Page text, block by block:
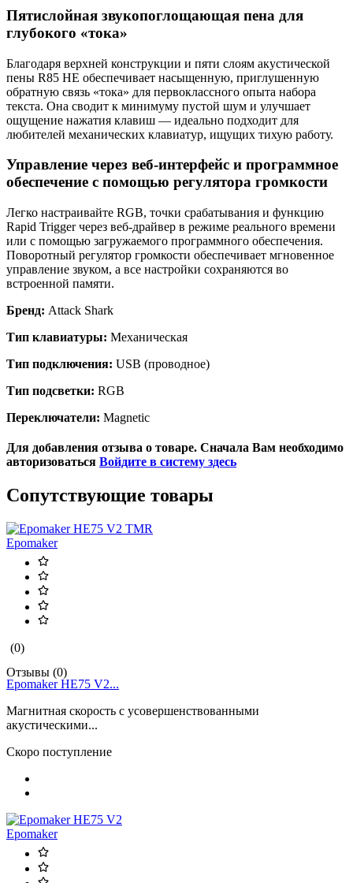
Пятислойная звукопоглощающая пена для
глубокого «тока»
Благодаря верхней конструкции и пяти слоям акустической
пены R85 HE обеспечивает насыщенную, приглушенную
обратную связь «тока» для первоклассного опыта набора
текста. Она сводит к минимуму пустой шум и улучшает
ощущение нажатия клавиш — идеально подходит для
любителей механических клавиатур, ищущих тихую работу.
Управление через веб-интерфейс и программное
обеспечение с помощью регулятора громкости
Легко настраивайте RGB, точки срабатывания и функцию
Rapid Trigger через веб-драйвер в режиме реального времени
или с помощью загружаемого программного обеспечения.
Поворотный регулятор громкости обеспечивает мгновенное
управление звуком, а все настройки сохраняются во
встроенной памяти.
Бренд: Attack Shark
Тип клавиатуры: Механическая
Тип подключения: USB (проводное)
Тип подсветки: RGB
Переключатели: Magnetic
Для добавления отзыва о товаре. Сначала Вам необходимо
авторизоваться Войдите в систему здесь
Сопутствующие товары
Epomaker
(0)
Отзывы (0)
Epomaker HE75 V2...
Магнитная скорость с усовершенствованными
акустическими...
Скоро поступление
Epomaker